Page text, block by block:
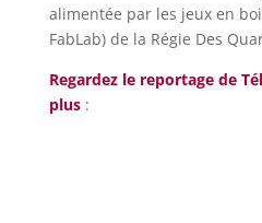
alimentée par les jeux en
FabLab) de la Régie Des
Regardez le reportage de
plus :